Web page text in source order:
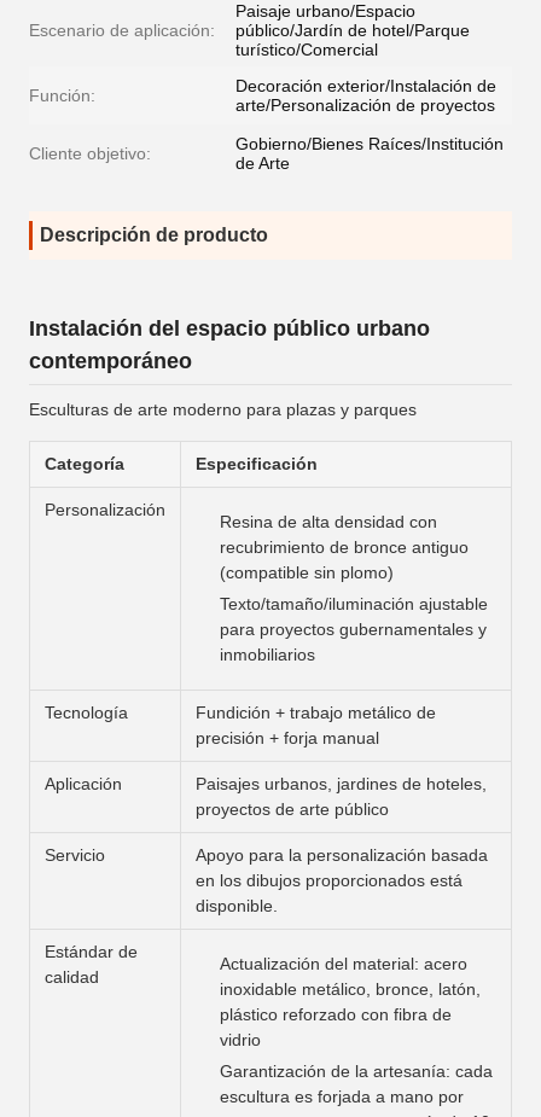
Escenario de aplicación:
Paisaje urbano/Espacio
público/Jardín de hotel/Parque
turístico/Comercial
Función:
Decoración exterior/Instalación de
arte/Personalización de proyectos
Cliente objetivo:
Gobierno/Bienes Raíces/Institución
de Arte
Descripción de producto
Instalación del espacio público urbano
contemporáneo
Esculturas de arte moderno para plazas y parques
Categoría Especificación
Personalización
Resina de alta densidad con
recubrimiento de bronce antiguo
(compatible sin plomo)
Texto/tamaño/iluminación ajustable
para proyectos gubernamentales y
inmobiliarios
Tecnología
Fundición + trabajo metálico de
precisión + forja manual
Aplicación
Paisajes urbanos, jardines de hoteles,
proyectos de arte público
Servicio
Apoyo para la personalización basada
en los dibujos proporcionados está
disponible.
Estándar de
calidad
Actualización del material: acero
inoxidable metálico, bronce, latón,
plástico reforzado con fibra de
vidrio
Garantización de la artesanía: cada
escultura es forjada a mano por